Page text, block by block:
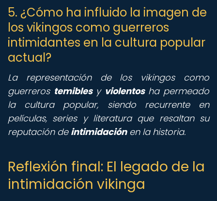
5. ¿Cómo ha influido la imagen de
los vikingos como guerreros
intimidantes en la cultura popular
actual?
La representación de los vikingos como
guerreros temiblesy violentosha permeado
la cultura popular, siendo recurrente en
películas, series y literatura que resaltan su
reputación de intimidaciónen la historia.
Reflexión final: El legado de la
intimidación vikinga